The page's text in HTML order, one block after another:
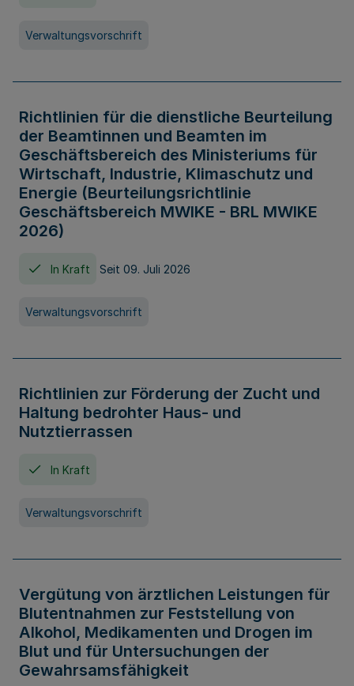
Verwaltungsvorschrift
Richtlinien für die dienstliche Beurteilung
der Beamtinnen und Beamten im
Geschäftsbereich des Ministeriums für
Wirtschaft, Industrie, Klimaschutz und
Energie (Beurteilungsrichtlinie
Geschäftsbereich MWIKE - BRL MWIKE
2026)
In Kraft Seit 09. Juli 2026
Verwaltungsvorschrift
Richtlinien zur Förderung der Zucht und
Haltung bedrohter Haus- und
Nutztierrassen
In Kraft
Verwaltungsvorschrift
Vergütung von ärztlichen Leistungen für
Blutentnahmen zur Feststellung von
Alkohol, Medikamenten und Drogen im
Blut und für Untersuchungen der
Gewahrsamsfähigkeit